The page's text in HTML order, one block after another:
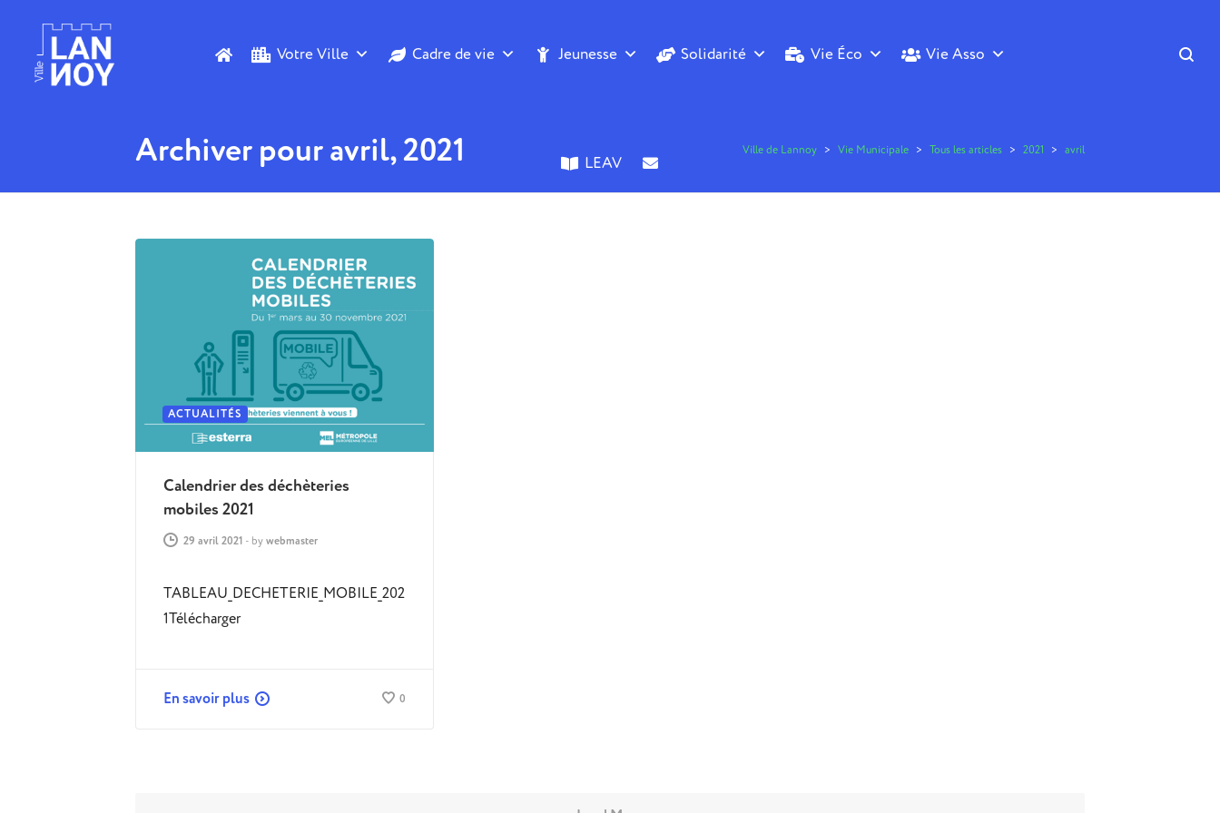
Votre Ville Cadre de vie Jeunesse Solidarité Vie Éco Vie Asso
LEAV
Archiver pour avril, 2021 Ville de Lannoy > Vie Municipale > Tous les articles > 2021 > avril
ACTUALITÉS
Calendrier des déchèteries
mobiles 2021
29 avril 2021 - bywebmaster
TABLEAU_DECHETERIE_MOBILE_202
1Télécharger
En savoir plus 0